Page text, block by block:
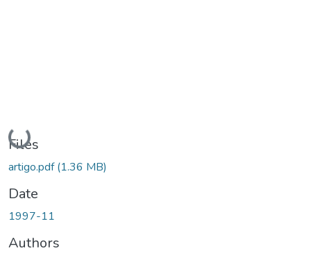
Loading...
Files
artigo.pdf(1.36 MB)
Date
1997-11
Authors